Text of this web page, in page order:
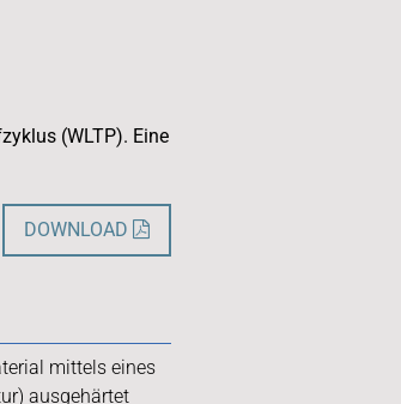
(WLTP). Eine
DOWNLOAD 
mittels eines
ausgehärtet